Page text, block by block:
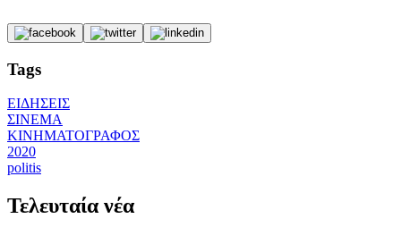
Tags
ΕΙΔΗΣΕΙΣ
ΣΙΝΕΜΑ
ΚΙΝΗΜΑΤΟΓΡΑΦΟΣ
2020
politis
Τελευταία νέα